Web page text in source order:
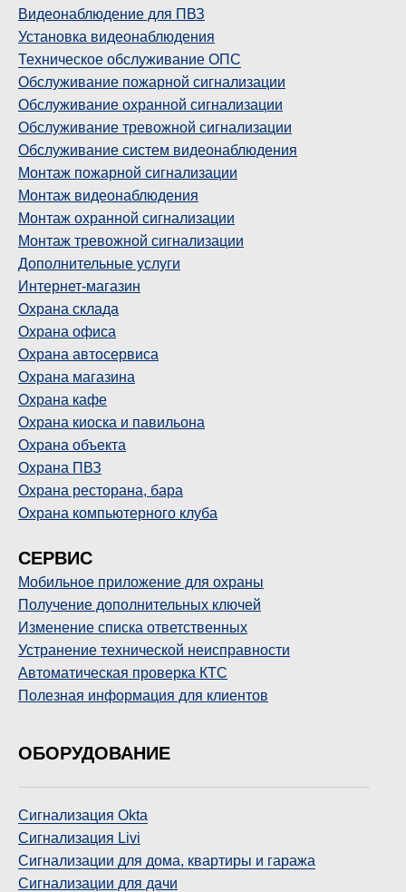
Видеонаблюдение для ПВЗ
Установка видеонаблюдения
Техническое обслуживание ОПС
Обслуживание пожарной сигнализации
Обслуживание охранной сигнализации
Обслуживание тревожной сигнализации
Обслуживание систем видеонаблюдения
Монтаж пожарной сигнализации
Монтаж видеонаблюдения
Монтаж охранной сигнализации
Монтаж тревожной сигнализации
Дополнительные услуги
Интернет-магазин
Охрана склада
Охрана офиса
Охрана автосервиса
Охрана магазина
Охрана кафе
Охрана киоска и павильона
Охрана объекта
Охрана ПВЗ
Охрана ресторана, бара
Охрана компьютерного клуба
СЕРВИС
Мобильное приложение для охраны
Получение дополнительных ключей
Изменение списка ответственных
Устранение технической неисправности
Автоматическая проверка КТС
Полезная информация для клиентов
ОБОРУДОВАНИЕ
Сигнализация Okta
Сигнализация Livi
Сигнализации для дома, квартиры и гаража
Сигнализации для дачи